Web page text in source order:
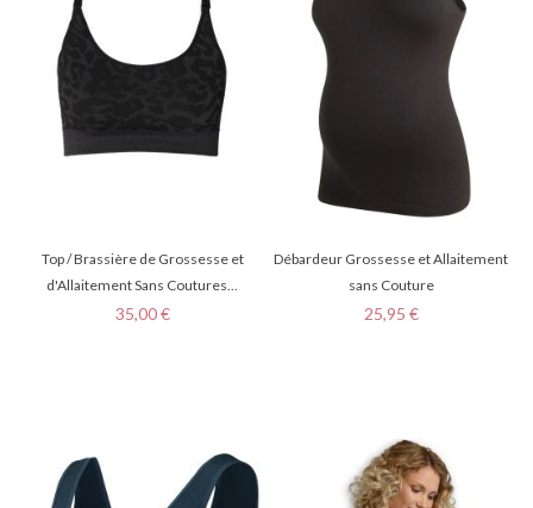
Top / Brassière de Grossesse et
d'Allaitement Sans Coutures...
Prix
35,00 €
Débardeur Grossesse et Allaitement
sans Couture
Prix
25,95 €